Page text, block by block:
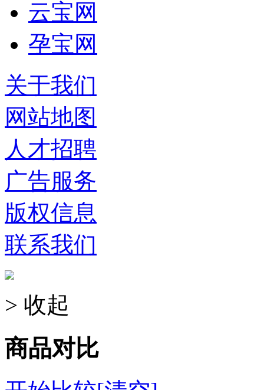
云宝网
孕宝网
关于我们
网站地图
人才招聘
广告服务
版权信息
联系我们
> 收起
商品对比